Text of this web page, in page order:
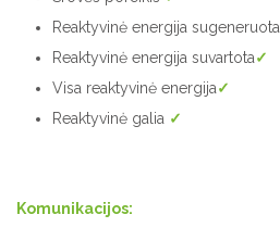
Reaktyvinė energija sugeneruota
Reaktyvinė energija suvartota✓
Visa reaktyvinė energija✓
Reaktyvinė galia ✓
Komunikacijos: